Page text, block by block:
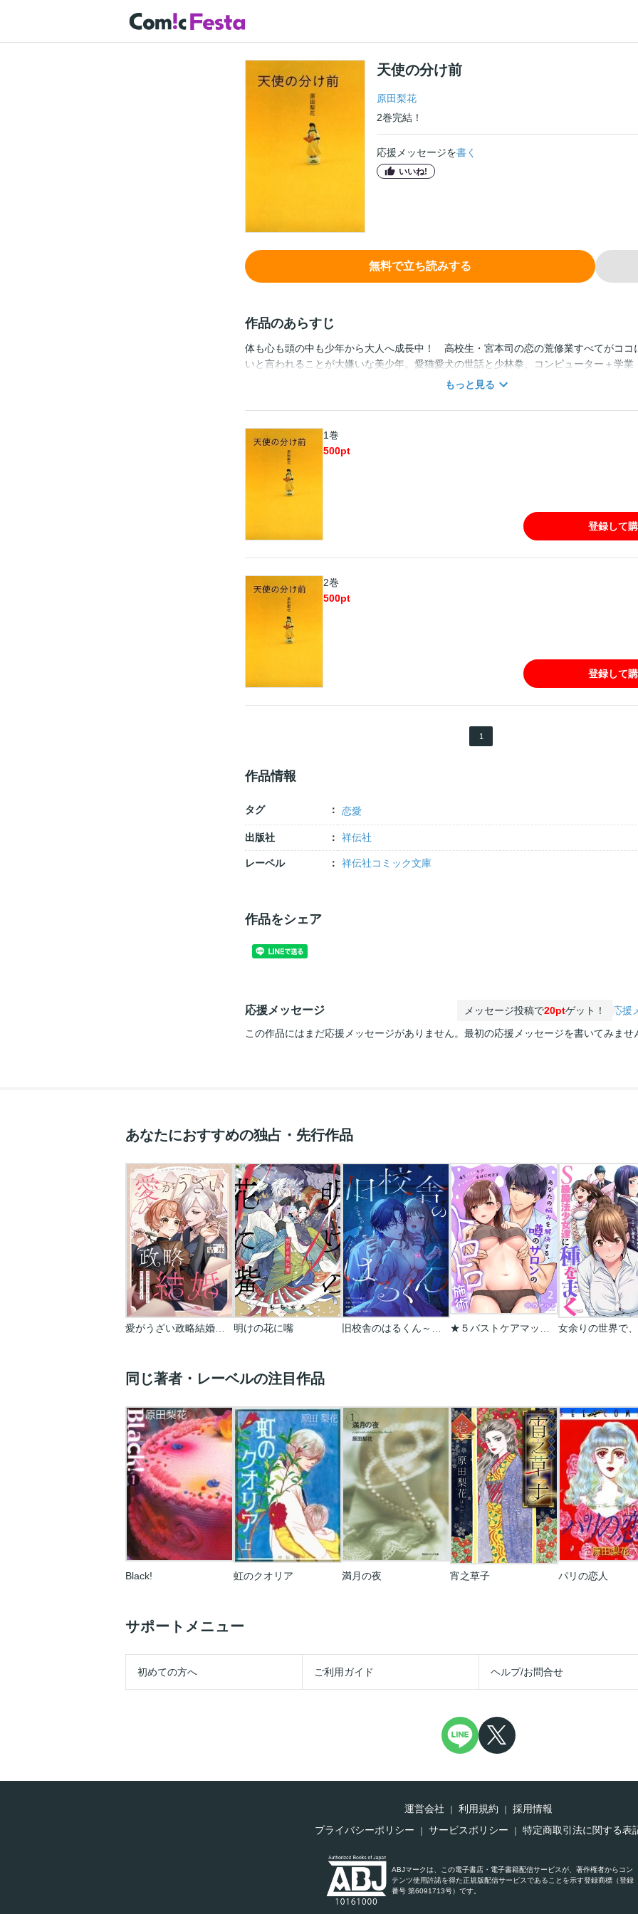
天使の分け前
原田梨花
2巻完結！
応援メッセージを書く
いいね!
無料で立ち読みする
作品のあらすじ
体も心も頭の中も少年から大人へ成長中！ 高校生・宮本司の恋の荒修業すべてがココ
いと言われることが大嫌いな美少年。愛猫愛犬の世話と少林拳、コンピューター＋学業
中、もちろん女の子にだって興味あり！ 中学生で従姉妹と初体験、高校生で恋愛デ
もっと見る
1巻
500pt
登録して
2巻
500pt
登録して
1
作品情報
タグ 恋愛
出版社 祥伝社
レーベル 祥伝社コミック文庫
作品をシェア
応援メッセージ メッセージ投稿で20ptゲット！
応援
この作品にはまだ応援メッセージがありません。最初の応援メッセージを書いてみませ
あなたにおすすめの独占・先行作品
明けの花に嘴
同じ著者・レーベルの注目作品
Black! 虹のクオリア 満月の夜 宵之草子 パリの恋人
サポートメニュー
初めての方へ ご利用ガイド ヘルプ/お問合せ
運営会社 利用規約
採用情報
プライバシーポリシー
サービスポリシー 特定商取引法に関する表
ABJマークは、この電子書店・電子書籍配信サービスが、著作権者からコン
テンツ使用許諾を得た正規版配信サービスであることを示す登録商標（登録
番号 第6091713号）です。